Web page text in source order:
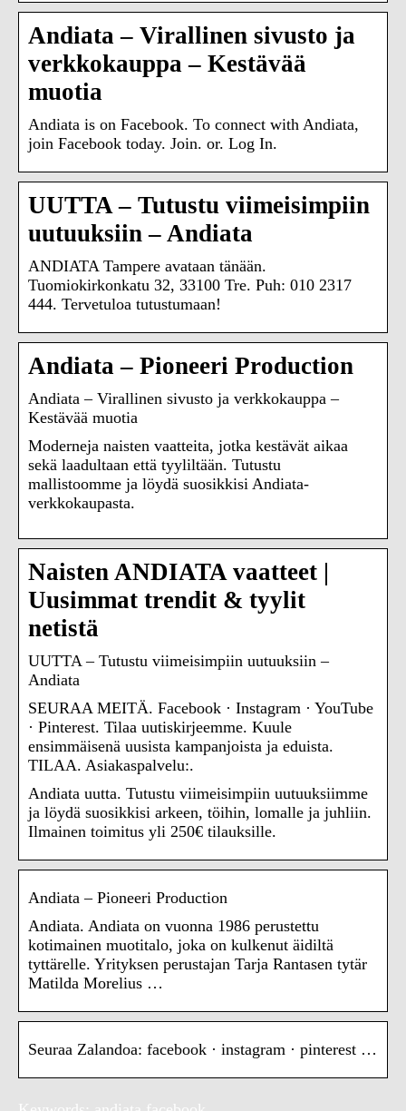
Andiata – Virallinen sivusto ja
verkkokauppa – Kestävää
muotia
Andiata is on Facebook. To connect with Andiata,
join Facebook today. Join. or. Log In.
UUTTA – Tutustu viimeisimpiin
uutuuksiin – Andiata
ANDIATA Tampere avataan tänään.
Tuomiokirkonkatu 32, 33100 Tre. Puh: 010 2317
444. Tervetuloa tutustumaan!
Andiata – Pioneeri Production
Andiata – Virallinen sivusto ja verkkokauppa –
Kestävää muotia
Moderneja naisten vaatteita, jotka kestävät aikaa
sekä laadultaan että tyyliltään. Tutustu
mallistoomme ja löydä suosikkisi Andiata-
verkkokaupasta.
Naisten ANDIATA vaatteet |
Uusimmat trendit & tyylit
netistä
UUTTA – Tutustu viimeisimpiin uutuuksiin –
Andiata
SEURAA MEITÄ. Facebook · Instagram · YouTube
· Pinterest. Tilaa uutiskirjeemme. Kuule
ensimmäisenä uusista kampanjoista ja eduista.
TILAA. Asiakaspalvelu:.
Andiata uutta. Tutustu viimeisimpiin uutuuksiimme
ja löydä suosikkisi arkeen, töihin, lomalle ja juhliin.
Ilmainen toimitus yli 250€ tilauksille.
Andiata – Pioneeri Production
Andiata. Andiata on vuonna 1986 perustettu
kotimainen muotitalo, joka on kulkenut äidiltä
tyttärelle. Yrityksen perustajan Tarja Rantasen tytär
Matilda Morelius …
Seuraa Zalandoa: facebook · instagram · pinterest …